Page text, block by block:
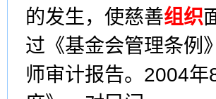
的发生，使慈善组织
过《基金会管理条例
师审计报告。2004